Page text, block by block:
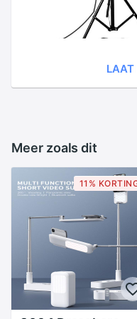
LAAT
Meer zoals dit
11%